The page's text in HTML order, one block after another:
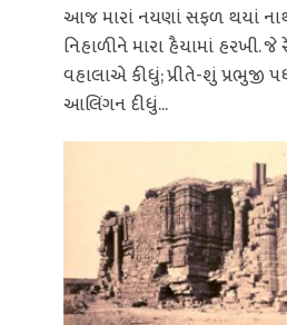
આજ મારાં નયણાં સફળ થયાં
નિહાળીને મારા હૈયામાં હરખી.
વહાલાએ કીધું; પ્રીતે-શું પ્રભુજી
આલિંગન દીધું...